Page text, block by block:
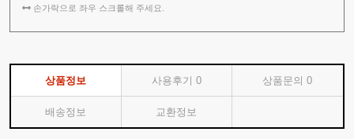
손가락으로 좌우 스크롤해 주세요.
상품정보 사용후기 0 상품문의0
배송정보 교환정보